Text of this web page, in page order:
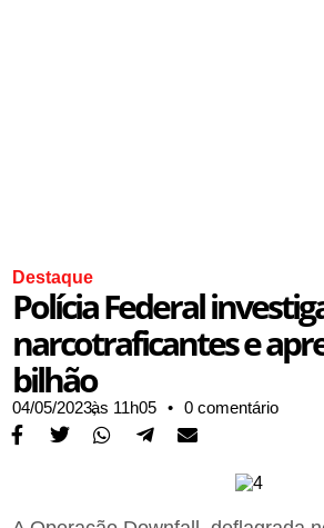
Destaque
Polícia Federal
narcotraficantes e
bilhão
04/05/2023,às 11h05 • 0 comentário